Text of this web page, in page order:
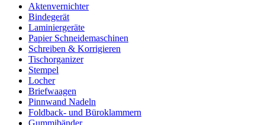
Aktenvernichter
Bindegerät
Laminiergeräte
Papier Schneidemaschinen
Schreiben & Korrigieren
Tischorganizer
Stempel
Locher
Briefwaagen
Pinnwand Nadeln
Foldback- und Büroklammern
Gummibänder